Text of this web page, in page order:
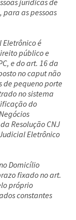
jurídicas de
as pessoas
Eletrônico é
público e
e do art. 16 da
no caput não
de pequeno porte
no sistema
do
Resolução CNJ
Eletrônico
Domicílio
fixado no art.
próprio
constantes